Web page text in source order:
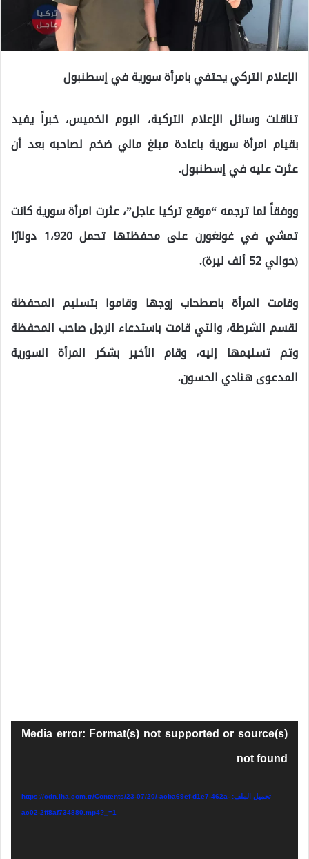
الإعلام التركي يحتفي بامرأة سورية في إسطنبول
تناقلت وسائل الإعلام التركية، اليوم الخميس، خبراً يفيد
بقيام امرأة سورية باعادة مبلغ مالي ضخم لصاحبه بعد أن
عثرت عليه في إسطنبول.
ووفقاً لما ترجمه “موقع تركيا عاجل”، عثرت امرأة سورية كانت
تمشي في غونغورن على محفظتها تحمل 1،920 دولارًا
(حوالي 52 ألف ليرة).
وقامت المرأة باصطحاب زوجها وقاموا بتسليم المحفظة
لقسم الشرطة، والتي قامت باستدعاء الرجل صاحب المحفظة
وتم تسليمها إليه، وقام الأخير بشكر المرأة السورية
المدعوى هنادي الحسون.
مشغل
الفيديو
Media error: Format(s) not supported or source(s)
not found
تحميل الملف: https://cdn.iha.com.tr/Contents/23-07/20/-acba69ef-d1e7-462a-
ac02-2ff8af734880.mp4?_=1